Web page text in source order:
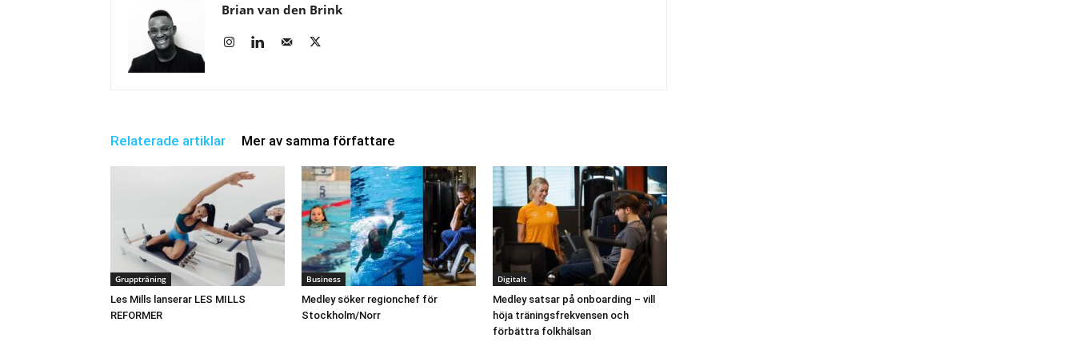
Brian van den Brink
Relaterade artiklar Mer av samma författare
Gruppträning
Les Mills lanserar LES MILLS
REFORMER
Business
Medley söker regionchef för
Stockholm/Norr
Digitalt
Medley satsar på onboarding – vill
höja träningsfrekvensen och
förbättra folkhälsan